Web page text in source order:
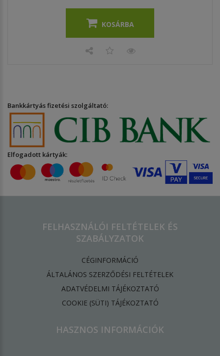
KOSÁRBA
Bankkártyás fizetési szolgáltató:
Elfogadott kártyák:
FELHASZNÁLÓI FELTÉTELEK ÉS
SZABÁLYZATOK
CÉGINFORMÁCIÓ
ÁLTALÁNOS SZERZŐDÉSI FELTÉTELEK
ADATVÉDELMI TÁJÉKOZTATÓ
​COOKIE (SÜTI) TÁJÉKOZTATÓ
HASZNOS INFORMÁCIÓK